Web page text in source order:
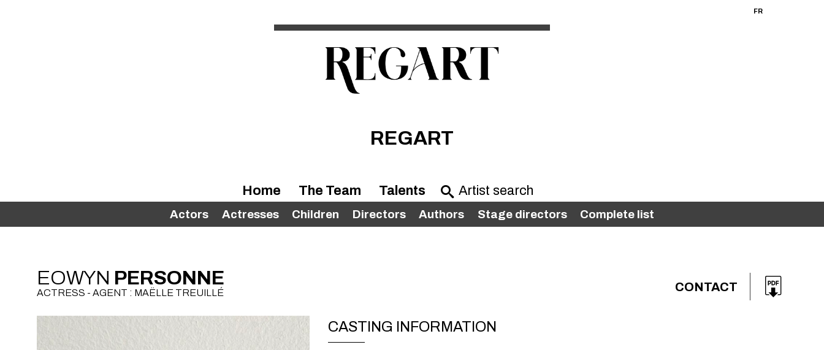
FR
REGART
Home The Team Talents
Actors Actresses Children Directors Authors Stage directors Complete list
EOWYN PERSONNE
ACTRESS - AGENT : MAËLLE TREUILLÉ CONTACT
CASTING INFORMATION